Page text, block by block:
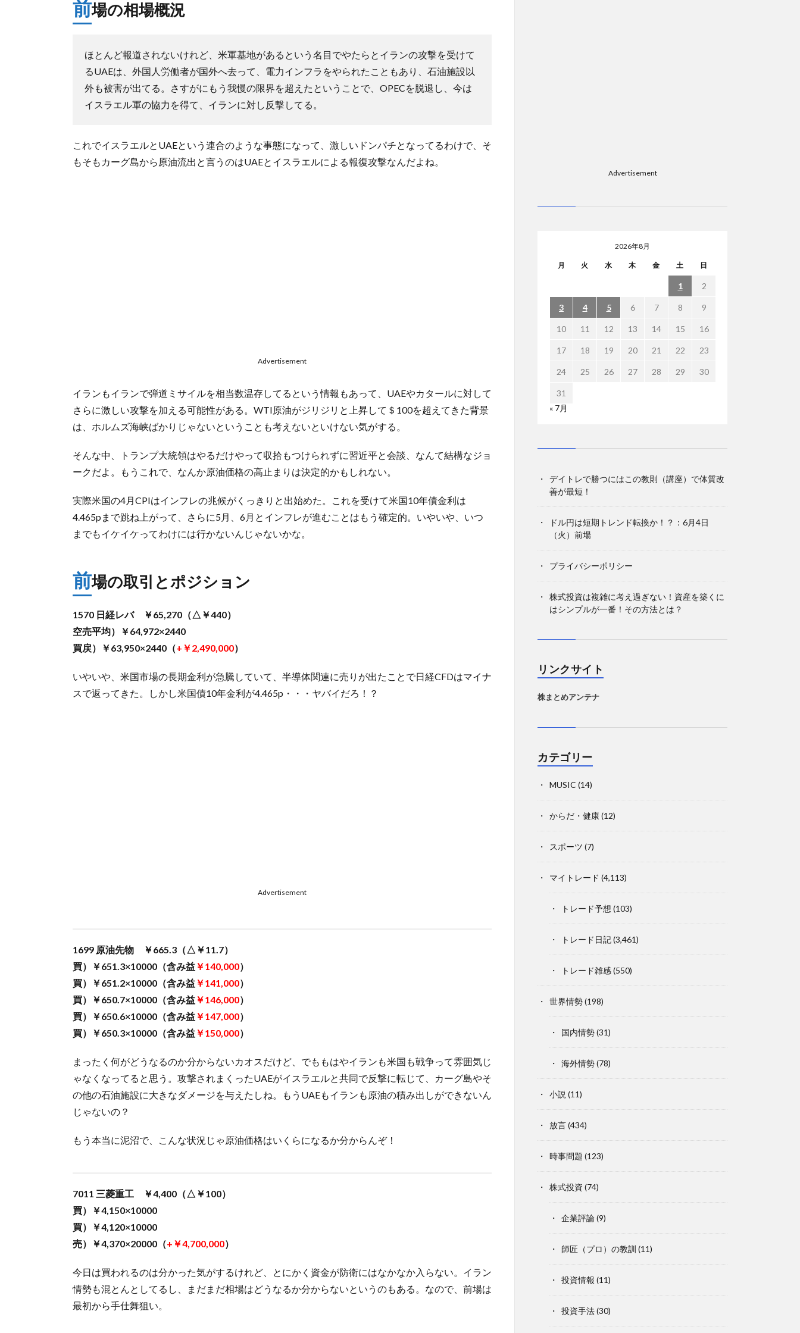
前場の相場概況
ほとんど報道されないけれど、米軍基地があるという名目でやたらとイランの攻撃を受けて
るUAEは、外国人労働者が国外へ去って、電力インフラをやられたこともあり、石油施設以
外も被害が出てる。さすがにもう我慢の限界を超えたということで、OPECを脱退し、今は
イスラエル軍の協力を得て、イランに対し反撃してる。
これでイスラエルとUAEという連合のような事態になって、激しいドンパチとなってるわけで、そ
もそもカーグ島から原油流出と言うのはUAEとイスラエルによる報復攻撃なんだよね。
Advertisement
イランもイランで弾道ミサイルを相当数温存してるという情報もあって、UAEやカタールに対して
さらに激しい攻撃を加える可能性がある。WTI原油がジリジリと上昇して＄100を超えてきた背景
は、ホルムズ海峡ばかりじゃないということも考えないといけない気がする。
そんな中、トランプ大統領はやるだけやって収拾もつけられずに習近平と会談、なんて結構なジョ
ークだよ。もうこれで、なんか原油価格の高止まりは決定的かもしれない。
実際米国の4月CPIはインフレの兆候がくっきりと出始めた。これを受けて米国10年債金利は
4.465pまで跳ね上がって、さらに5月、6月とインフレが進むことはもう確定的。いやいや、いつ
までもイケイケってわけには行かないんじゃないかな。
前場の取引とポジション
1570 日経レバ ￥65,270（△￥440）
空売平均）￥64,972×2440
買戻）￥63,950×2440（+￥2,490,000）
いやいや、米国市場の長期金利が急騰していて、半導体関連に売りが出たことで日経CFDはマイナ
スで返ってきた。しかし米国債10年金利が4.465p・・・ヤバイだろ！？
Advertisement
1699 原油先物 ￥665.3（△￥11.7）
買）￥651.3×10000（含み益￥140,000）
買）￥651.2×10000（含み益￥141,000）
買）￥650.7×10000（含み益￥146,000）
買）￥650.6×10000（含み益￥147,000）
買）￥650.3×10000（含み益￥150,000）
まったく何がどうなるのか分からないカオスだけど、でももはやイランも米国も戦争って雰囲気じ
ゃなくなってると思う。攻撃されまくったUAEがイスラエルと共同で反撃に転じて、カーグ島やそ
の他の石油施設に大きなダメージを与えたしね。もうUAEもイランも原油の積み出しができないん
じゃないの？
もう本当に泥沼で、こんな状況じゃ原油価格はいくらになるか分からんぞ！
7011 三菱重工 ￥4,400（△￥100）
買）￥4,150×10000
買）￥4,120×10000
売）￥4,370×20000（+￥4,700,000）
今日は買われるのは分かった気がするけれど、とにかく資金が防衛にはなかなか入らない。イラン
情勢も混とんとしてるし、まだまだ相場はどうなるか分からないというのもある。なので、前場は
最初から手仕舞狙い。
Advertisement
2026年8月
月 火 水 木 金 土 日
1 2
3 4 5 6 7 8 9
10 11 12 13 14 15 16
17 18 19 20 21 22 23
24 25 26 27 28 29 30
31
« 7月
デイトレで勝つにはこの教則（講座）で体質改
善が最短！
ドル円は短期トレンド転換か！？：6月4日
（火）前場
プライバシーポリシー
株式投資は複雑に考え過ぎない！資産を築くに
はシンプルが一番！その方法とは？
リンクサイト
株まとめアンテナ
カテゴリー
MUSIC (14)
からだ・健康(12)
スポーツ (7)
マイトレード (4,113)
トレード予想 (103)
トレード日記(3,461)
トレード雑感(550)
世界情勢(198)
国内情勢(31)
海外情勢(78)
小説 (11)
放言(434)
時事問題 (123)
株式投資 (74)
企業評論(9)
師匠（プロ）の教訓 (11)
投資情報 (11)
投資手法(30)